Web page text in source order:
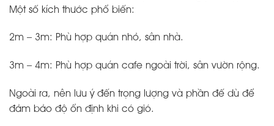
Một số kích thước phổ biến:
2m – 3m: Phù hợp quán nhỏ, sân nhà.
3m – 4m: Phù hợp quán cafe ngoài trời, sân vườn rộng.
Ngoài ra, nên lưu ý đến trọng lượng và phần đế dù để
đảm bảo độ ổn định khi có gió.